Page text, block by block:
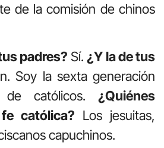
de la comisión de chinos
padres? Sí. ¿Y la de tus
Soy la sexta generación
católicos. ¿Quiénes
católica? Los jesuitas,
capuchinos.